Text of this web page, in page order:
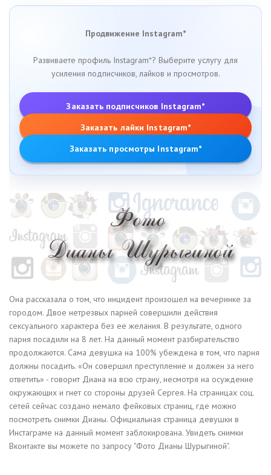
Продвижение Instagram*
Развиваете профиль Instagram*? Выберите услугу для
усиления подписчиков, лайков и просмотров.
Заказать подписчиков Instagram*
Заказать лайки Instagram*
Заказать просмотры Instagram*
Она рассказала о том, что инцидент произошел на вечеринке за
городом. Двое нетрезвых парней совершили действия
сексуального характера без ее желания. В результате, одного
парня посадили на 8 лет. На данный момент разбирательство
продолжаются. Сама девушка на 100% убеждена в том, что парня
должны посадить. «Он совершил преступление и должен за него
ответить» - говорит Диана на всю страну, несмотря на осуждение
окружающих и гнет со стороны друзей Сергея. На страницах соц.
сетей сейчас создано немало фейковых страниц, где можно
посмотреть снимки Дианы. Официальная страница девушки в
Инстаграме на данный момент заблокирована. Увидеть снимки
Вконтакте вы можете по запросу "Фото Дианы Шурыгиной".